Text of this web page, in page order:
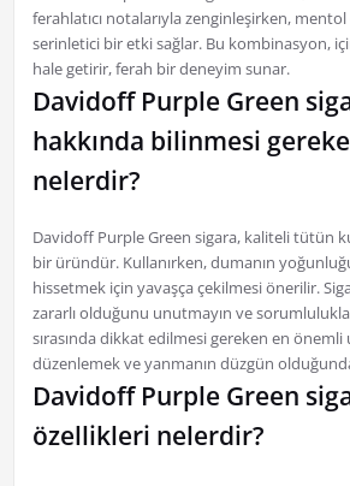
ferahlatıcı notalarıyla zenginleşirken,
serinletici bir etki sağlar. Bu kombinasyon,
hale getirir, ferah bir deneyim sunar.
Davidoff Purple Green
hakkında bilinmesi
nelerdir?
Davidoff Purple Green sigara, kaliteli tütün
bir üründür. Kullanırken, dumanın
hissetmek için yavaşça çekilmesi önerilir.
zararlı olduğunu unutmayın ve
sırasında dikkat edilmesi gereken en önemli
düzenlemek ve yanmanın düzgün
Davidoff Purple Green
özellikleri nelerdir?